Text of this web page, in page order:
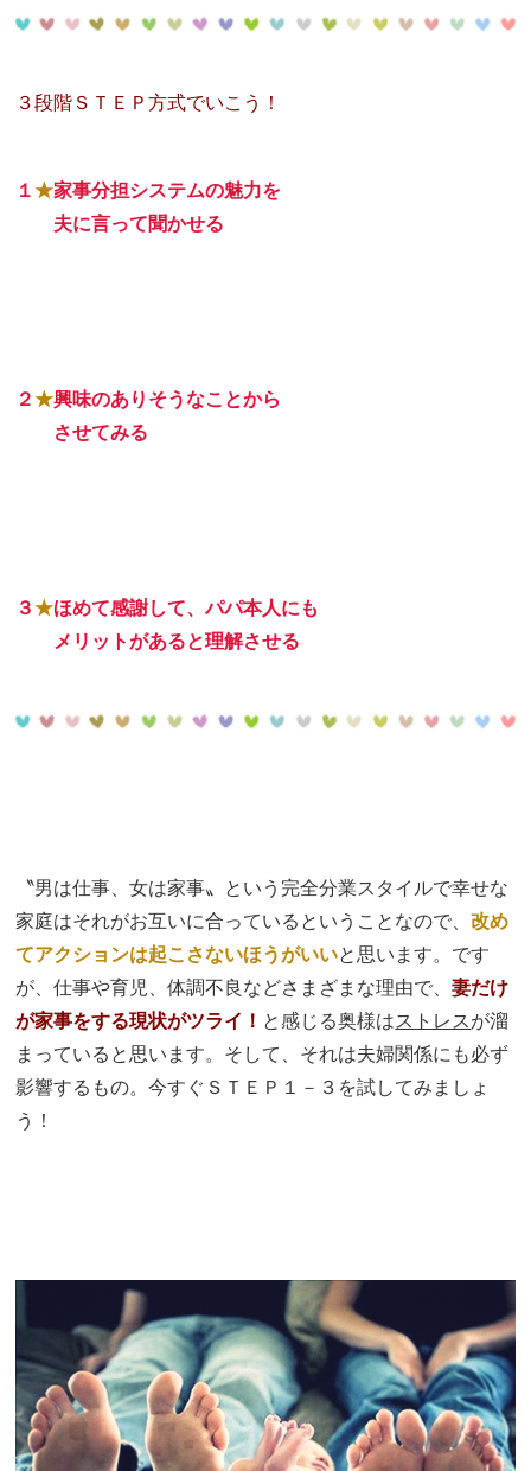
３段階ＳＴＥＰ方式でいこう！
１★家事分担システムの魅力を
夫に言って聞かせる
２★興味のありそうなことから
させてみる
３★ほめて感謝して、パパ本人にも
メリットがあると理解させる
〝男は仕事、女は家事〟という完全分業スタイルで幸せな
家庭はそれがお互いに合っているということなので、改め
てアクションは起こさないほうがいいと思います。です
が、仕事や育児、体調不良などさまざまな理由で、妻だけ
が家事をする現状がツライ！ と感じる奥様はストレスが溜
まっていると思います。そして、それは夫婦関係にも必ず
影響するもの。今すぐＳＴＥＰ１－３を試してみましょ
う！